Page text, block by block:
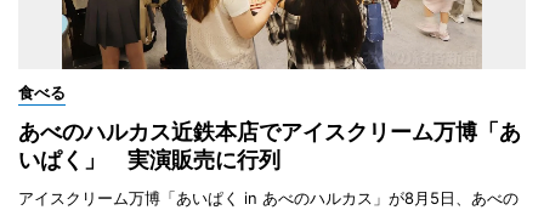
食べる
あべのハルカス近鉄本店でアイスクリーム万博「あ
いぱく」 実演販売に行列
アイスクリーム万博「あいぱく in あべのハルカス」が8月5日、あべの